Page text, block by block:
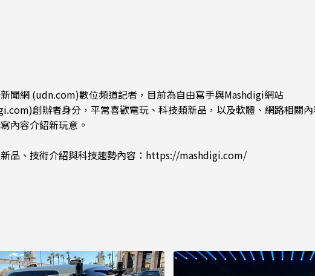
聞網 (udn.com)數位頻道記者，目前為自由寫手與Mashdigi網站
創辦者身分，平常喜歡電玩、科技類新品，以及軟體、網路相關
內容介紹新玩意。
品、技術介紹與科技趨勢內容： https://mashdigi.com/